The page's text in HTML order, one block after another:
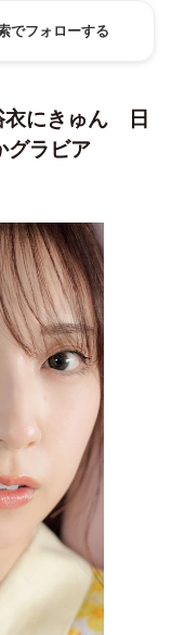
でフォローする
衣にきゅん 日
ラビア